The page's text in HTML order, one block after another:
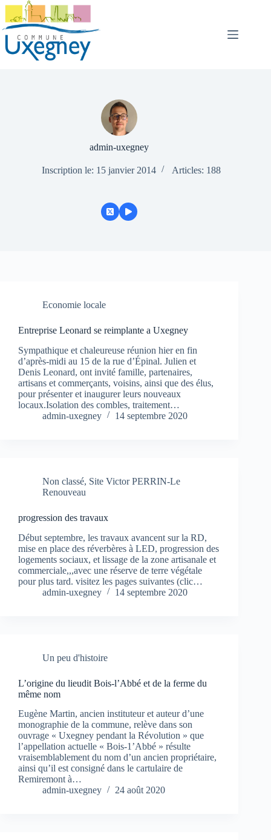
Passer
contenu
admin-uxegney
Inscription le: 15 janvier 2014 Articles: 188
Economie locale
Entreprise Leonard se reimplante a Uxegney
Sympathique et chaleureuse réunion hier en fin
d’après-midi au 15 de la rue d’Épinal. Julien et
Denis Leonard, ont invité famille, partenaires,
artisans et commerçants, voisins, ainsi que des élus,
pour présenter et inaugurer leurs nouveaux
locaux.Isolation des combles, traitement…
admin-uxegney
14 septembre 2020
Non classé, Site Victor PERRIN-Le
Renouveau
progression des travaux
Début septembre, les travaux avancent sur la RD,
mise en place des réverbères à LED, progression des
logements sociaux, et lissage de la zone artisanale et
commerciale,,,avec une réserve de terre végétale
pour plus tard. visitez les pages suivantes (clic…
admin-uxegney
14 septembre 2020
Un peu d'histoire
L’origine du lieudit Bois-l’Abbé et de la ferme du
même nom
Eugène Martin, ancien instituteur et auteur d’une
monographie de la commune, relève dans son
ouvrage « Uxegney pendant la Révolution » que
l’appellation actuelle « Bois-1’Abbé » résulte
vraisemblablement du nom d’un ancien propriétaire,
ainsi qu’il est consigné dans le cartulaire de
Remiremont à…
admin-uxegney
24 août 2020